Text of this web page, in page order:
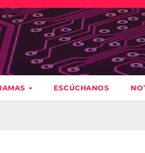
ESCÚCHANOS